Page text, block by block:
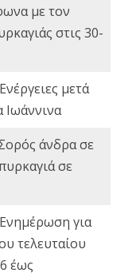
με τον
στις 30-
Ενέργειες μετά
άνδρα σε
σε
Ενημέρωση για
τελευταίου
έως